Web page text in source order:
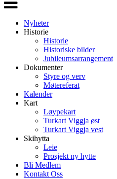
navigasjon
Nyheter
Historie
Historie
Historiske bilder
Jubileumsarrangement
Dokumenter
Styre og verv
Møtereferat
Kalender
Kart
Løypekart
Turkart Viggja øst
Turkart Viggja vest
Skihytta
Leie
Prosjekt ny hytte
Bli Medlem
Kontakt Oss